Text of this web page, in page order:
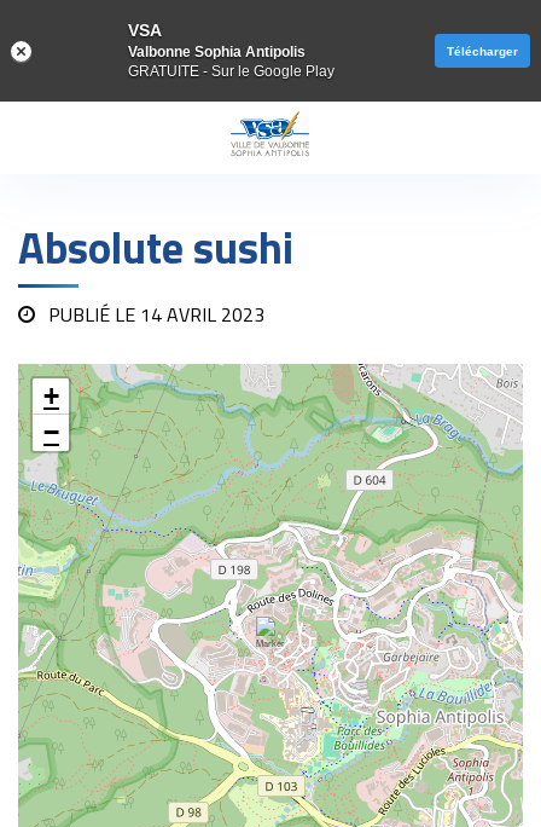
Absolute sushi
PUBLIÉ LE 14 AVRIL 2023
+
−
VSA
Valbonne Sophia Antipolis
GRATUITE - Sur le Google Play
Télécharger